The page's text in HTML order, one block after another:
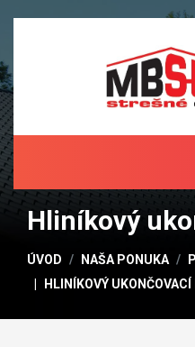
Hliníkový
ÚVOD NAŠA PONUKA
HLINÍKOVÝ